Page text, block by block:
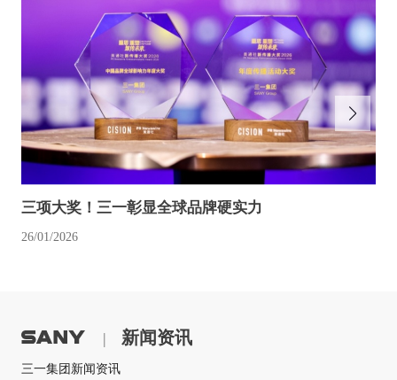
三项大奖！三一彰显全球品牌硬实力
26/01/2026
| 新闻资讯
三一集团新闻资讯